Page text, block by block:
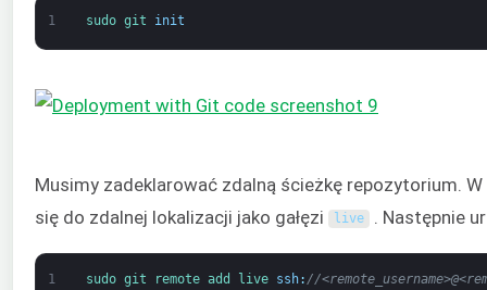
1 sudo git init
Musimy zadeklarować zdalną ścieżkę repozytorium.
się do zdalnej lokalizacji jako gałęzi
live . Następnie
1 sudo git remote add live ssh: //